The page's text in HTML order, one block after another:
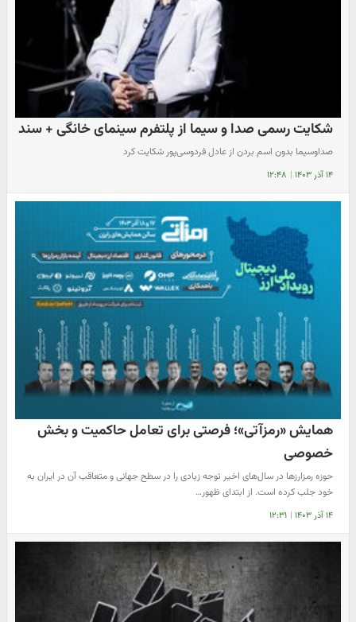
شکایت رسمی صدا و سیما از پلتفرم سینمای خانگی + سند
صداوسیما بدون اسم بردن از عادل فردوسی‌پور شکایت کرد
۱۴ آذر ۱۴۰۳ | ۱۲:۴۸
همایش «رمزآتی»؛ فرصتی برای تعامل حاکمیت و بخش
خصوصی
حوزه رمزارزها در سال‌های اخیر توجه زیادی را در سطح جهانی و متعاقب آن در ایران به
خود جلب کرده است. از ابتدای ظهور…
۱۴ آذر ۱۴۰۳ | ۱۲:۳۱